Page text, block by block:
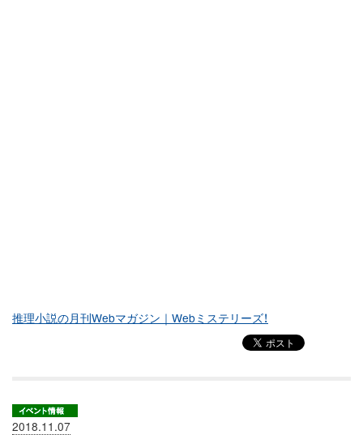
推理小説の月刊Webマガジン｜Webミステリーズ！
2018.11.07